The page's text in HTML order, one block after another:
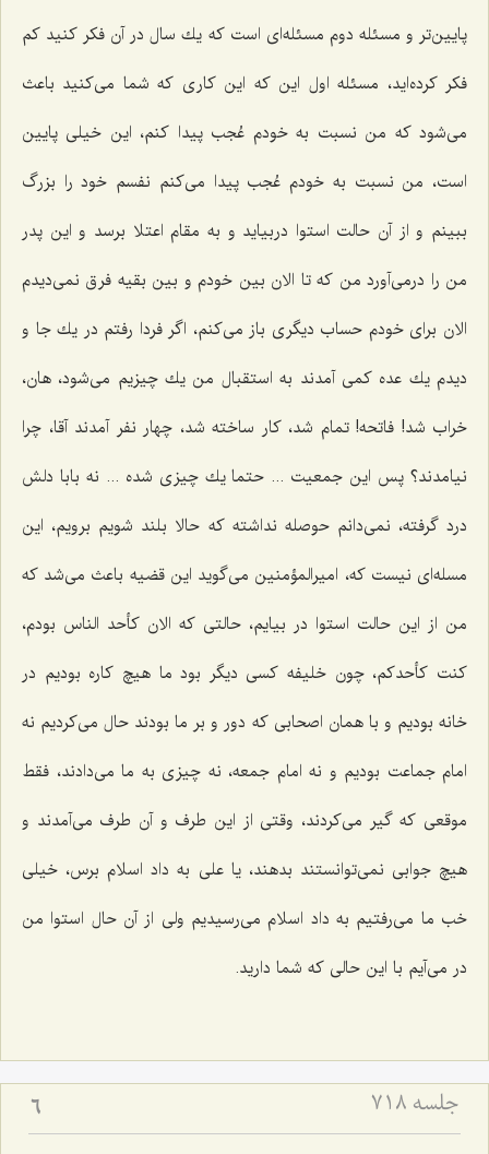
پایین‌تر و مسئله دوم مسئله‌ای است كه یك سال در آن فكر كنید كم
فكر كرده‌اید، مسئله اول این كه این كاری كه شما می‌كنید باعث
می‌شود كه من نسبت به خودم عُجب پیدا كنم، این خیلی پایین
است، من نسبت به خودم عُجب پیدا می‌كنم نفسم خود را بزرگ
ببینم و از آن حالت استوا دربیاید و به مقام اعتلا برسد و این پدر
من را درمی‌آورد من كه تا الان بین خودم و بین بقیه فرق نمی‌دیدم
الان برای خودم حساب دیگری باز می‌كنم، اگر فردا رفتم در یك جا و
دیدم یك عده كمی آمدند به استقبال من یك چیزیم می‌شود، هان،
خراب شد! فاتحه! تمام شد، كار ساخته شد، چهار نفر آمدند آقا، چرا
نیامدند؟ پس این جمعیت ... حتما یك چیزی شده ... نه بابا دلش
درد گرفته، نمی‌دانم حوصله نداشته كه حالا بلند شویم برویم، این
مسله‌ای نیست كه، امیرالمؤمنین می‌گوید این قضیه باعث می‌شد كه
من از این حالت استوا در بیایم، حالتی كه الان كأحد الناس بودم،
كنت كأحدكم، چون خلیفه كسی دیگر بود ما هیچ كاره بودیم در
خانه بودیم و با همان اصحابی كه دور و بر ما بودند حال می‌كردیم نه
امام جماعت بودیم و نه امام جمعه، نه چیزی به ما می‌دادند، فقط
موقعی كه گیر می‌كردند، وقتی از این طرف و آن طرف می‌آمدند و
هیچ جوابی نمی‌توانستند بدهند، یا علی به داد اسلام برس، خیلی
خب ما می‌رفتیم به داد اسلام می‌رسیدیم ولی از آن حال استوا من
در می‌آیم با این حالی كه شما دارید.
جلسه ۷۱۸ 6